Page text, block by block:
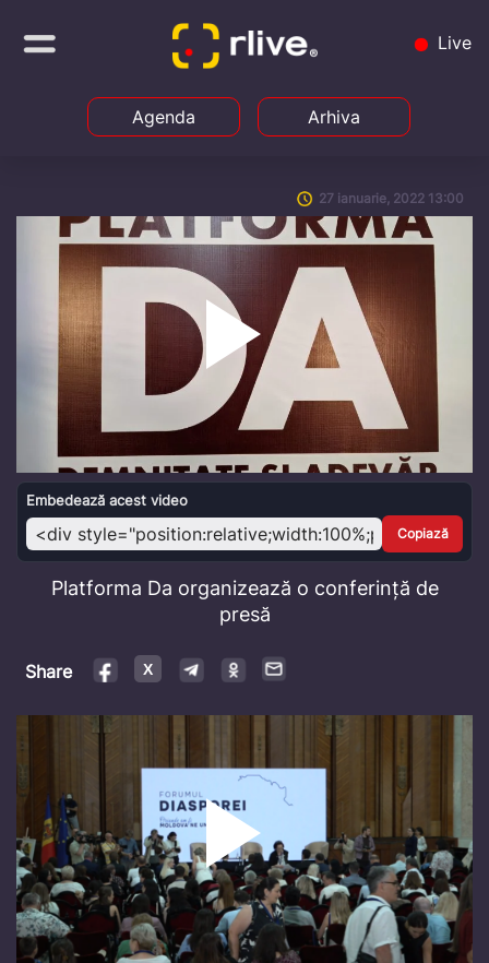
Live
Agenda Arhiva
27 ianuarie, 2022 13:00
Play
Video
Embedează acest video
Copiază
Platforma Da organizează o conferință de
presă
Share